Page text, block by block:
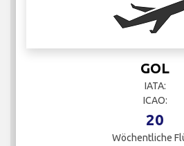
GOL
IATA:
ICAO:
20
Wöchentliche